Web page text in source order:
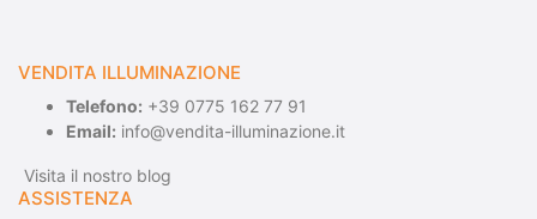
VENDITA ILLUMINAZIONE
Telefono: +39 0775 162 77 91
Email: info@vendita-illuminazione.it
Visita il nostro blog
ASSISTENZA